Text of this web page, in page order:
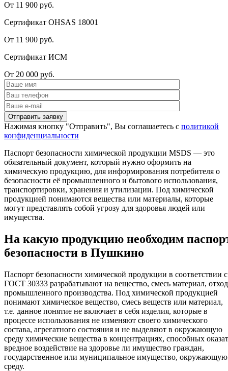
От 11 900 руб.
Сертификат OHSAS 18001
От 11 900 руб.
Сертификат ИСМ
От 20 000 руб.
Нажимая кнопку "Отправить", Вы соглашаетесь с политикой
конфиденциальности
Паспорт безопасности химической продукции MSDS — это
обязательный документ, который нужно оформить на
химическую продукцию, для информирования потребителя о
безопасности её промышленного и бытового использования,
транспортировки, хранения и утилизации. Под химической
продукцией понимаются вещества или материалы, которые
могут представлять собой угрозу для здоровья людей или
имущества.
На какую продукцию необходим
безопасности в Пушкино
Паспорт безопасности химической продукции в соответствии с
ГОСТ 30333 разрабатывают на вещество, смесь материал, отход
промышленного производства. Под химической продукцией
понимают химическое вещество, смесь веществ или материал,
т.е. данное понятие не включает в себя изделия, которые в
процессе использования не изменяют своего химического
состава, агрегатного состояния и не выделяют в окружающую
среду химические вещества в концентрациях, способных
вредное воздействие на здоровье ли имущество граждан,
государственное или муниципальное имущество, окружающую
среду.